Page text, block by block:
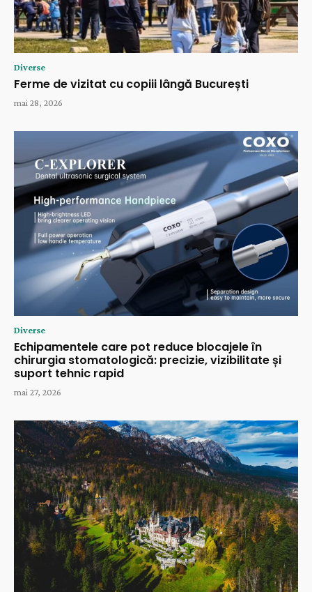
Diverse
Ferme de vizitat cu copiii lângă București
mai 28, 2026
Diverse
Echipamentele care pot reduce blocajele în
chirurgia stomatologică: precizie, vizibilitate și
suport tehnic rapid
mai 27, 2026